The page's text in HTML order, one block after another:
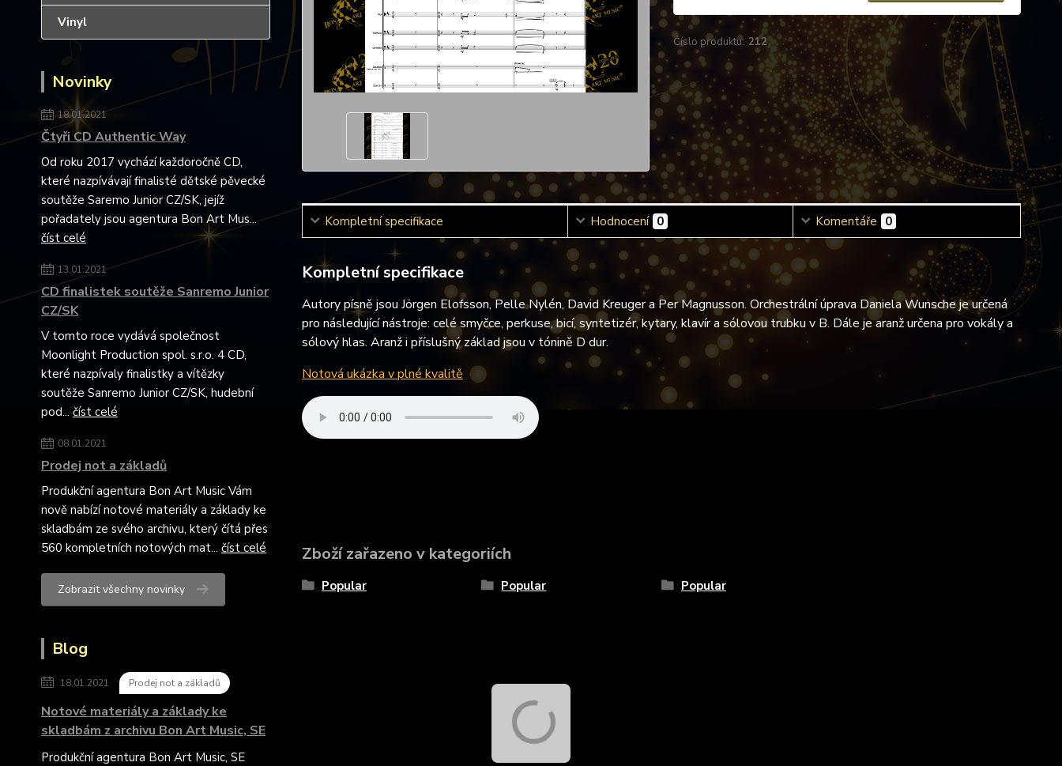
Vinyl
Novinky
18.01.2021
Čtyři CD Authentic Way
Od roku 2017 vychází každoročně CD,
které nazpívávají finalisté dětské pěvecké
soutěže Saremo Junior CZ/SK, jejíž
pořadately jsou agentura Bon Art Mus...
číst celé
13.01.2021
CD finalistek soutěže Sanremo Junior
CZ/SK
V tomto roce vydává společnost
Moonlight Production spol. s.r.o. 4 CD,
které nazpívaly finalistky a vítězky
soutěže Sanremo Junior CZ/SK, hudební
pod... číst celé
08.01.2021
Prodej not a základů
Produkční agentura Bon Art Music Vám
nově nabízí notové materiály a základy ke
skladbám ze svého archivu, který čítá přes
560 kompletních notových mat... číst celé
Zobrazit všechny novinky
Blog
18.01.2021 Prodej not a základů
Notové materiály a základy ke
skladbám z archivu Bon Art Music, SE
Produkční agentura Bon Art Music, SE
Číslo produktu: 212
Kompletní specifikace Hodnocení 0 Komentáře 0
Kompletní specifikace
Autory písně jsou Jörgen Elofsson, Pelle Nylén, David Kreuger a Per Magnusson. Orchestrální úprava Daniela Wunsche je určená
pro následující nástroje: celé smyčce, perkuse, bicí, syntetizér, kytary, klavír a sólovou trubku v B. Dále je aranž určena pro vokály a
sólový hlas. Aranž i příslušný základ jsou v tónině D dur.
Notová ukázka v plné kvalitě
Zboží zařazeno v kategoriích
Popular Popular Popular